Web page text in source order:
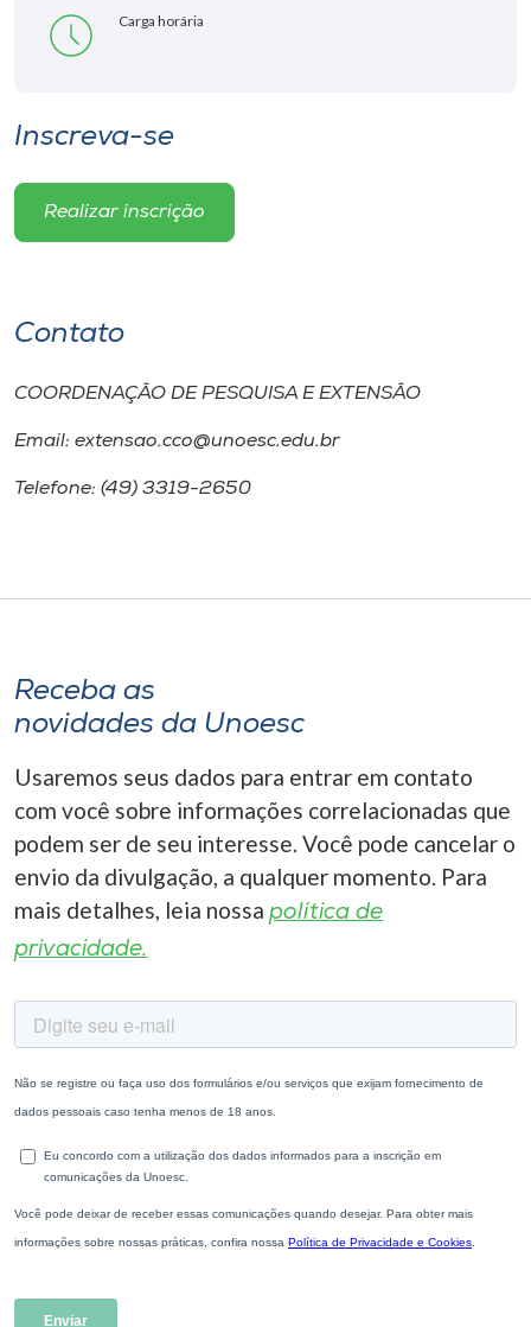
Carga horária
Inscreva-se
Realizar inscrição
Contato
COORDENAÇÃO DE PESQUISA E EXTENSÃO
Email: extensao.cco@unoesc.edu.br
Telefone: (49) 3319-2650
Receba as
novidades da Unoesc
Usaremos seus dados para entrar em contato
com você sobre informações correlacionadas que
podem ser de seu interesse. Você pode cancelar o
envio da divulgação, a qualquer momento. Para
mais detalhes, leia nossa política de
privacidade.